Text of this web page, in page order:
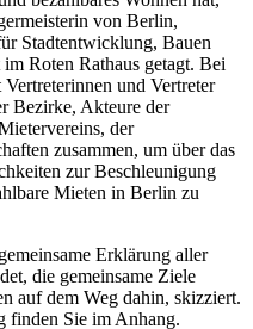
von Berlin,
Stadtentwicklung, Bauen
Roten Rathaus getagt. Bei
und Vertreter
Bezirke, Akteure der
der
zusammen, um über das
zur Beschleunigung
Mieten in Berlin zu
Erklärung aller
die gemeinsame Ziele
auf dem Weg dahin, skizziert.
finden Sie im Anhang.